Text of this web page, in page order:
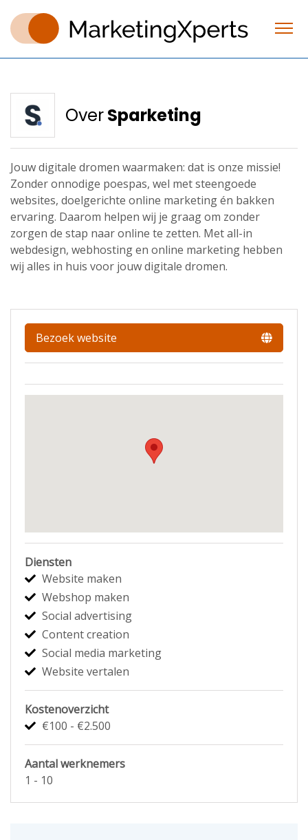
OverSparketing
Jouw digitale dromen waarmaken: dat is onze missie!
Zonder onnodige poespas, wel met steengoede
websites, doelgerichte online marketing én bakken
ervaring. Daarom helpen wij je graag om zonder
zorgen de stap naar online te zetten. Met all-in
webdesign, webhosting en online marketing hebben
wij alles in huis voor jouw digitale dromen.
Bezoek website
Diensten
Website maken
Webshop maken
Social advertising
Content creation
Social media marketing
Website vertalen
Kostenoverzicht
€100 - €2.500
Aantal werknemers
1 - 10